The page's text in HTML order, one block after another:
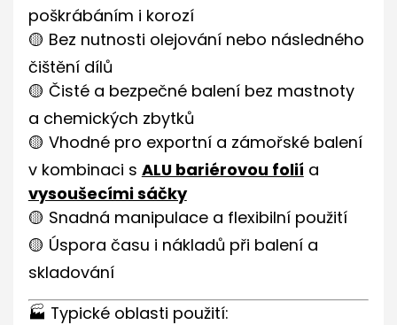
poškrábáním i korozí
🟡 Bez nutnosti olejování nebo následného
čištění dílů
🟡 Čisté a bezpečné balení bez mastnoty
a chemických zbytků
🟡 Vhodné pro exportní a zámořské balení
v kombinaci s ALU bariérovou folií a
vysoušecími sáčky
🟡 Snadná manipulace a flexibilní použití
🟡 Úspora času i nákladů při balení a
skladování
🏭 Typické oblasti použití: